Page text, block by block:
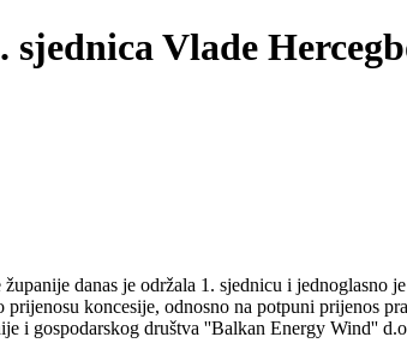
sjednica Vlade
danas je održala 1. sjednicu i jednoglasno
prijenosu koncesije, odnosno na potpuni prijenos
i gospodarskog društva ''Balkan Energy Wind''